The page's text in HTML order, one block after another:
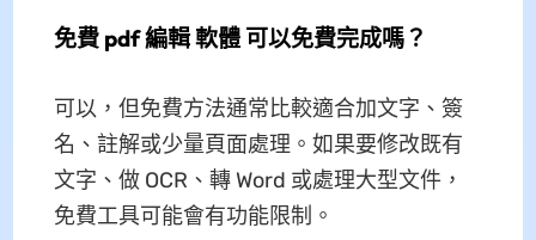
免費 pdf 編輯 軟體 可以免費完成嗎？
可以，但免費方法通常比較適合加文字、簽
名、註解或少量頁面處理。如果要修改既有
文字、做 OCR、轉 Word 或處理大型文件，
免費工具可能會有功能限制。